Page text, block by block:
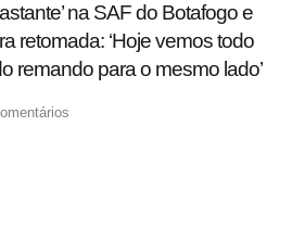
na SAF do Botafogo e
retomada: ‘Hoje vemos todo
remando para o mesmo lado’